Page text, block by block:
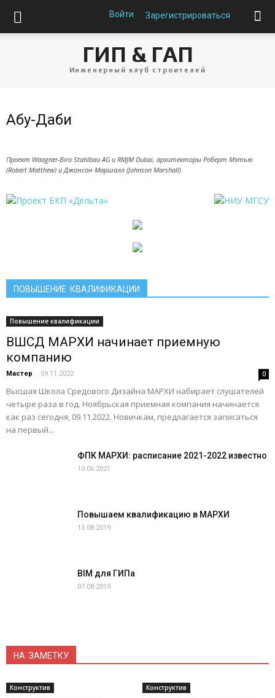
Войти Зарегистрироваться
ГИП & ГАП
Инженерный клуб строителей
Абу-Даби
Проект Waagner-Biro Stahlbau AG и RMJM Dubai, архитекторы Роберт Мэтью
(Robert Matthew) и Джонсон Маршалл (Johnson Marshall)
ПОВЫШЕНИЕ КВАЛИФИКАЦИИ
Повышение квалификации
ВШСД МАРХИ начинает приемную
компанию
Мастер - 09.11.2022 0
Высшая Школа Средового Дизайна МАРХИ набирает слушателей
четыре раза в год. Ноябрьская приемная компания начинается
как раз сегодня, 09.11.2022. Новичкам, предлагается записаться
на первый...
ФПК МАРХИ: расписание 2021-2022 известно
10.06.2021
Повышаем квалификацию в МАРХИ
15.08.2019
BIM для ГИПа
07.08.2019
НА ЗАМЕТКУ
Конструктив Конструктив